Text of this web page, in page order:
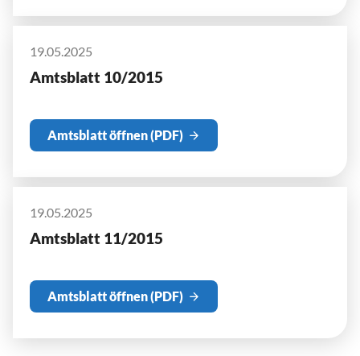
19.05.2025
Amtsblatt 10/2015
Amtsblatt öffnen (PDF)
19.05.2025
Amtsblatt 11/2015
Amtsblatt öffnen (PDF)